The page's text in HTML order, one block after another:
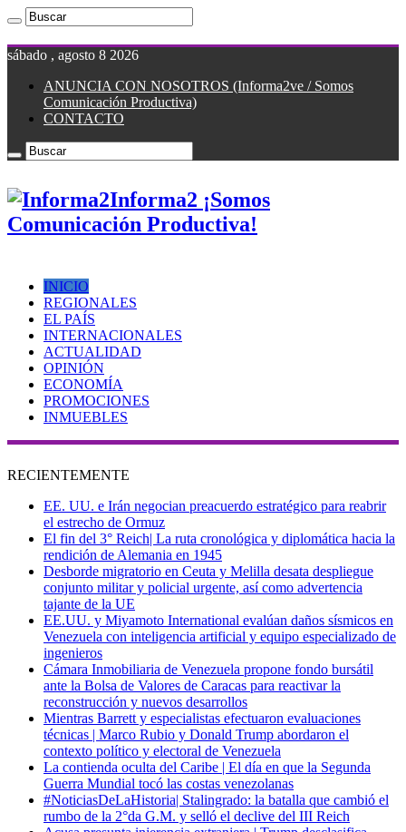
sábado , agosto 8 2026
ANUNCIA CON NOSOTROS (Informa2ve / Somos
Comunicación Productiva)
CONTACTO
Informa2 ¡Somos
Comunicación Productiva!
INICIO
REGIONALES
EL PAÍS
INTERNACIONALES
ACTUALIDAD
OPINIÓN
ECONOMÍA
PROMOCIONES
INMUEBLES
RECIENTEMENTE
EE. UU. e Irán negocian preacuerdo estratégico para reabrir
el estrecho de Ormuz
El fin del 3° Reich| La ruta cronológica y diplomática hacia la
rendición de Alemania en 1945
Desborde migratorio en Ceuta y Melilla desata despliegue
conjunto militar y policial urgente, así como advertencia
tajante de la UE
EE.UU. y Miyamoto International evalúan daños sísmicos en
Venezuela con inteligencia artificial y equipo especializado de
ingenieros
Cámara Inmobiliaria de Venezuela propone fondo bursátil
ante la Bolsa de Valores de Caracas para reactivar la
reconstrucción y nuevos desarrollos
Mientras Barrett y especialistas efectuaron evaluaciones
técnicas | Marco Rubio y Donald Trump abordaron el
contexto político y electoral de Venezuela
La contienda oculta del Caribe | El día en que la Segunda
Guerra Mundial tocó las costas venezolanas
#NoticiasDeLaHistoria| Stalingrado: la batalla que cambió el
rumbo de la 2°da G.M. y selló el declive del III Reich